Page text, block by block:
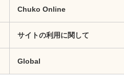
Chuko Online
サイトの利用に関して
Global